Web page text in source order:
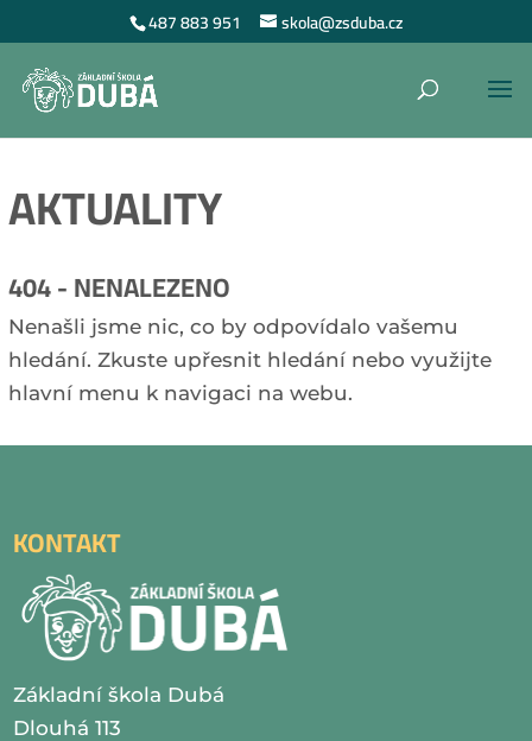
487 883 951 skola@zsduba.cz
AKTUALITY
404 - NENALEZENO
Nenašli jsme nic, co by odpovídalo vašemu
hledání. Zkuste upřesnit hledání nebo využijte
hlavní menu k navigaci na webu.
KONTAKT
Základní škola Dubá
Dlouhá 113